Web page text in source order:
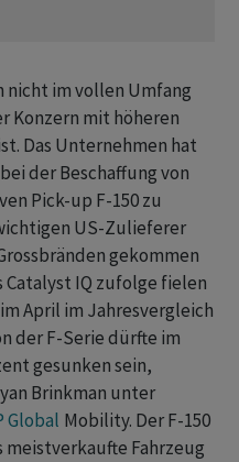
nicht im ‌vollen Umfang
Konzern mit höheren
Das Unternehmen hat
der Beschaffung von
​Pick-up F-150 zu
US-Zulieferer
gekommen
Catalyst IQ zufolge fielen
‌April im Jahresvergleich
der F-Serie dürfte im
gesunken sein,
Brinkman unter
Global ​Mobility. Der F-150
meistverkaufte Fahrzeug